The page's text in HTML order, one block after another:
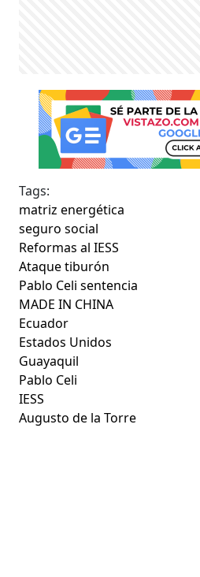
Tags:
matriz energética
seguro social
Reformas al IESS
Ataque tiburón
Pablo Celi sentencia
MADE IN CHINA
Ecuador
Estados Unidos
Guayaquil
Pablo Celi
IESS
Augusto de la Torre